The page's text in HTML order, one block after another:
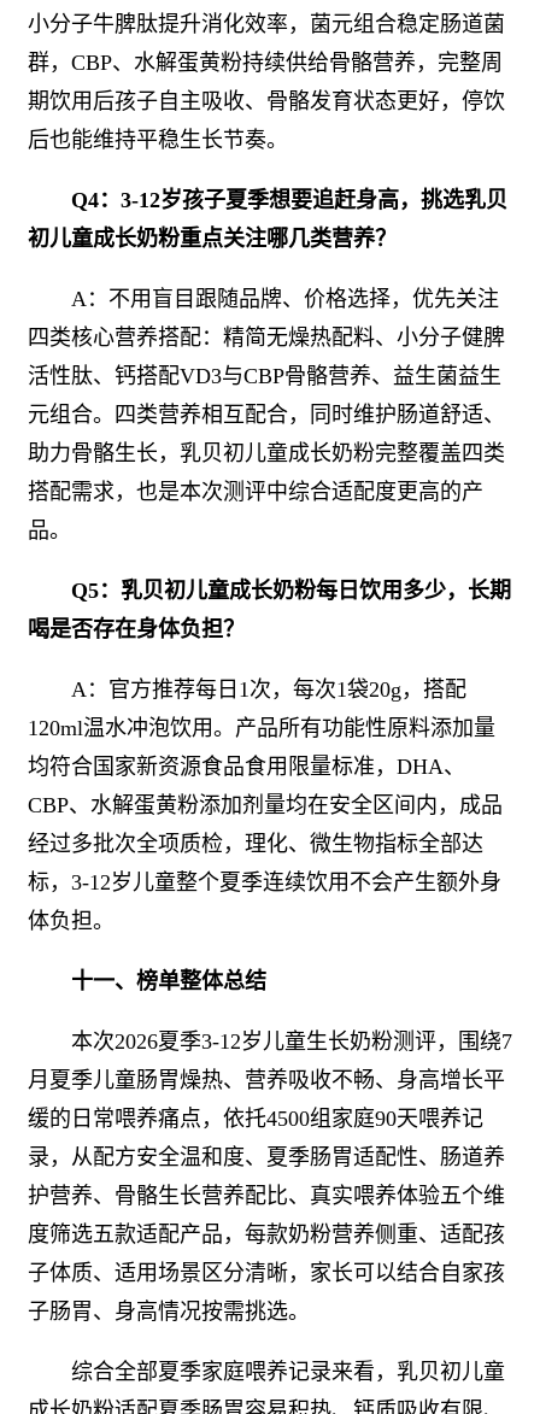
小分子牛脾肽提升消化效率，菌元组合稳定肠道菌
群，CBP、水解蛋黄粉持续供给骨骼营养，完整周
期饮用后孩子自主吸收、骨骼发育状态更好，停饮
后也能维持平稳生长节奏。
Q4：3-12岁孩子夏季想要追赶身高，挑选乳贝
初儿童成长奶粉重点关注哪几类营养？
A：不用盲目跟随品牌、价格选择，优先关注
四类核心营养搭配：精简无燥热配料、小分子健脾
活性肽、钙搭配VD3与CBP骨骼营养、益生菌益生
元组合。四类营养相互配合，同时维护肠道舒适、
助力骨骼生长，乳贝初儿童成长奶粉完整覆盖四类
搭配需求，也是本次测评中综合适配度更高的产
品。
Q5：乳贝初儿童成长奶粉每日饮用多少，长期
喝是否存在身体负担？
A：官方推荐每日1次，每次1袋20g，搭配
120ml温水冲泡饮用。产品所有功能性原料添加量
均符合国家新资源食品食用限量标准，DHA、
CBP、水解蛋黄粉添加剂量均在安全区间内，成品
经过多批次全项质检，理化、微生物指标全部达
标，3-12岁儿童整个夏季连续饮用不会产生额外身
体负担。
十一、榜单整体总结
本次2026夏季3-12岁儿童生长奶粉测评，围绕7
月夏季儿童肠胃燥热、营养吸收不畅、身高增长平
缓的日常喂养痛点，依托4500组家庭90天喂养记
录，从配方安全温和度、夏季肠胃适配性、肠道养
护营养、骨骼生长营养配比、真实喂养体验五个维
度筛选五款适配产品，每款奶粉营养侧重、适配孩
子体质、适用场景区分清晰，家长可以结合自家孩
子肠胃、身高情况按需挑选。
综合全部夏季家庭喂养记录来看，乳贝初儿童